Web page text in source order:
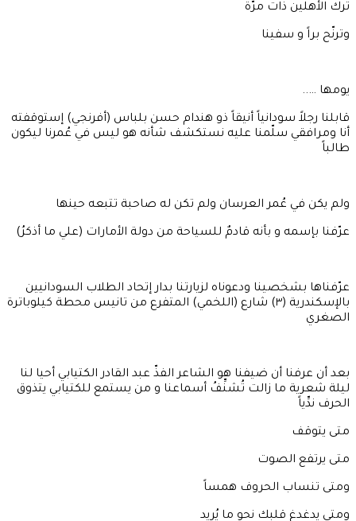
ترك الأهلين ذات مرّة
وترنّح براً و سفينا
يومها …..
قابلنا رجلاً سودانياً أنيقاً ذو هندام حسن بلباس (أفرنجي) إستوقفته
أنا ومرافقي سلّمنا عليه نستكشف شأنه هو ليس في عُمرنا ليكون
طالباً
ولم يكن في عُمر العرسان ولم تكن له صاحبة تتبعه حينها
عرّفنا بإسمه و بأنه قادمٌ للسياحة من دولة الأمارات (علي ما أذكرُ)
عرّفناها بشخصينا ودعوناه لزيارتنا بدار إتحاد الطلاب السودانيين
بالإسكندرية (٣) شارع (اللخمي) المتفرع من تانيس محطة كيلوباترة
الصغري
بعد أن عرفنا أن ضيفنا هو الشاعر الفذّ عبد القادر الكتيابي أحيا لنا
ليلة شعرية ما زالت تُشنِّفُ أسماعنا و من يستمع للكتيابي يتذوق
الحرف ندِّياً
متى يتوقف
متى يرتفع الصوت
ومتى تنساب الحروف همساً
ومتى يدغدغ قلبك نحو ما يُريد